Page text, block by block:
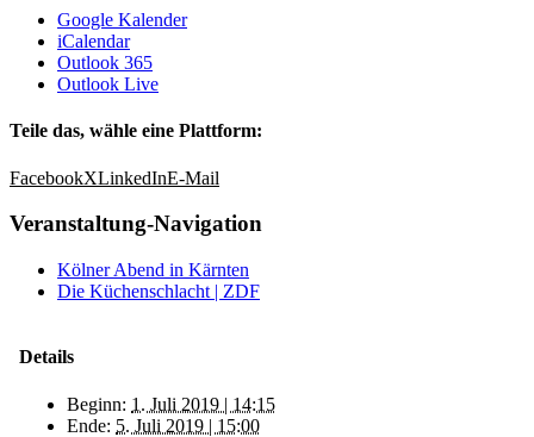
Google Kalender
iCalendar
Outlook 365
Outlook Live
Teile das, wähle eine Plattform:
FacebookXLinkedInE-Mail
Veranstaltung-Navigation
Kölner Abend in Kärnten
Die Küchenschlacht | ZDF
Details
Beginn: 1. Juli 2019 | 14:15
Ende: 5. Juli 2019 | 15:00